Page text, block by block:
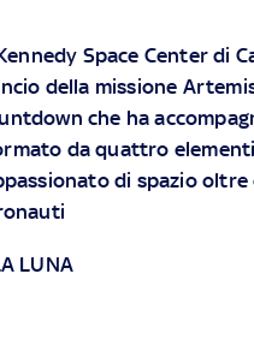
Space Center di
della missione
che ha
da quattro
di spazio oltre
LUNA